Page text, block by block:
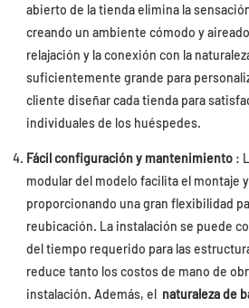
abierto de la tienda elimina la
creando un ambiente cómodo y
relajación y la conexión con la
suficientemente grande para
cliente diseñar cada tienda para
individuales de los huéspedes.
Fácil configuración y mantenimiento :
modular del modelo facilita el montaje
proporcionando una gran flexibilidad
reubicación. La instalación se puede
del tiempo requerido para las
reduce tanto los costos de mano de
instalación. Además, el naturaleza de